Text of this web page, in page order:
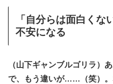
「自分らは面白くな
不安になる
（山下ギャンブルゴリラ）
で、もう違いが……（笑）。